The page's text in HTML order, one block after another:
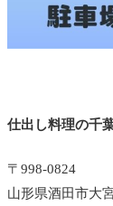
仕出し料理の千葉
〒998-0824
山形県酒田市大